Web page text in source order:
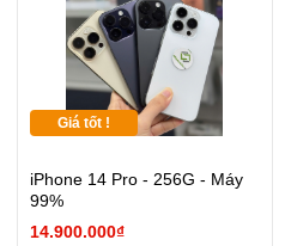
Giá tốt !
iPhone 14 Pro - 256G - Máy
99%
14.900.000₫